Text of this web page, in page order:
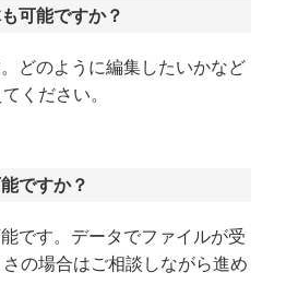
可能ですか？
どのように編集したいかなど
ください。
ですか？
です。データでファイルが受
の場合はご相談しながら進め